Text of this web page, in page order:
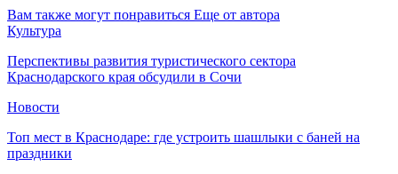
Вам также могут понравиться Еще от автора
Культура
Перспективы развития туристического сектора
Краснодарского края обсудили в Сочи
Новости
Топ мест в Краснодаре: где устроить шашлыки с баней на
праздники